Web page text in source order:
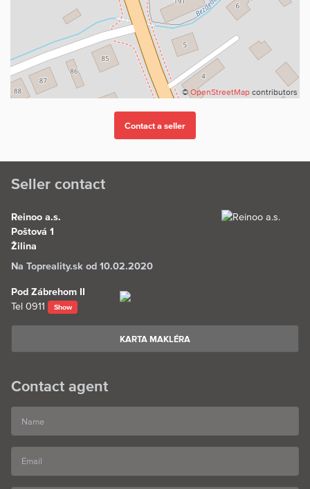
©OpenStreetMap contributors
Seller contact
Reinoo a.s.
Poštová 1
Žilina
Na Topreality.sk od 10.02.2020
Pod Zábrehom II
Tel 0911 Show
KARTA MAKLÉRA
Contact agent